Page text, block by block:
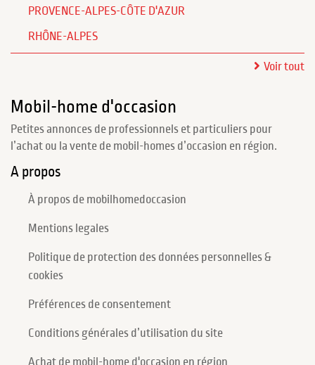
PROVENCE-ALPES-CÔTE D'AZUR
RHÔNE-ALPES
Voir tout
Mobil-home d'occasion
Petites annonces de professionnels et particuliers pour
l’achat ou la vente de mobil-homes d’occasion en région.
A propos
À propos de mobilhomedoccasion
Mentions legales
Politique de protection des données personnelles &
cookies
Préférences de consentement
Conditions générales d’utilisation du site
Achat de mobil-home d'occasion en région